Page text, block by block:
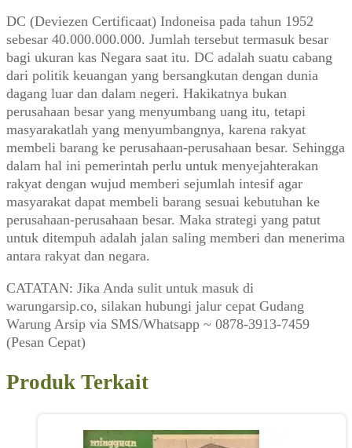
DC (Deviezen Certificaat) Indoneisa pada tahun 1952
sebesar 40.000.000.000. Jumlah tersebut termasuk besar
bagi ukuran kas Negara saat itu. DC adalah suatu cabang
dari politik keuangan yang bersangkutan dengan dunia
dagang luar dan dalam negeri. Hakikatnya bukan
perusahaan besar yang menyumbang uang itu, tetapi
masyarakatlah yang menyumbangnya, karena rakyat
membeli barang ke perusahaan-perusahaan besar. Sehingga
dalam hal ini pemerintah perlu untuk menyejahterakan
rakyat dengan wujud memberi sejumlah intesif agar
masyarakat dapat membeli barang sesuai kebutuhan ke
perusahaan-perusahaan besar. Maka strategi yang patut
untuk ditempuh adalah jalan saling memberi dan menerima
antara rakyat dan negara.
CATATAN: Jika Anda sulit untuk masuk di
warungarsip.co, silakan hubungi jalur cepat Gudang
Warung Arsip via SMS/Whatsapp ~ 0878-3913-7459
(Pesan Cepat)
Produk Terkait